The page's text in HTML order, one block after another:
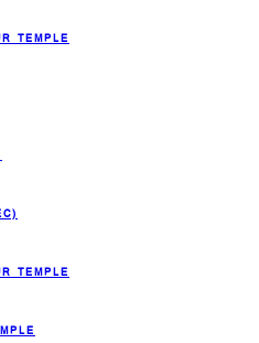
TEMPLE
TEMPLE